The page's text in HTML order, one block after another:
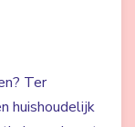
Ter
huishoudelijk